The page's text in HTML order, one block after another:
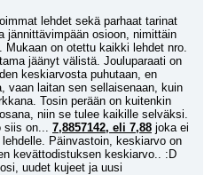
lehdet sekä parhaat tarinat
jännittävimpään osioon, nimittäin
on otettu kaikki lehdet nro.
jäänyt välistä. Jouluparaati on
keskiarvosta puhutaan, en
vaan laitan sen sellaisenaan, kuin
Tosin perään on kuitenkin
niin se tulee kaikille selväksi.
siis on... 7,8857142, eli 7,88 joka ei
Päinvastoin, keskiarvo on
kevättodistuksen keskiarvo.. :D
uudet kujeet ja uusi